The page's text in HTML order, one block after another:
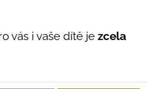
vás i vaše dítě je zcela